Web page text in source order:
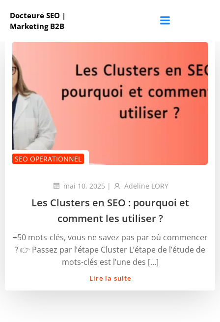
Docteure SEO |
Marketing B2B
SEO OPERATIONNEL
mai 10, 2025 | Adeline LORY
Les Clusters en SEO : pourquoi et
comment les utiliser ?
+50 mots-clés, vous ne savez pas par où commencer
? 👉 Passez par l’étape Cluster L’étape de l’étude de
mots-clés est l’une des […]
Lire la suite